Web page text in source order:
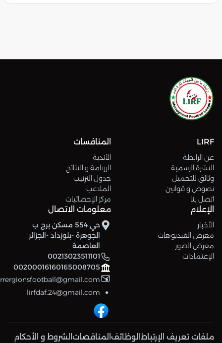
LIRF
عن الرابطة
النشرة الرسمية
وثائق للتحميل
نصوص و قوانين
اتصل بنا
المنافسات
الأندية
الرزنامة و النتائج
جدول الترتيب
الملاعب
مركز الإحصائيات
الإعلام
الأخبار
معرض الفيديوهات
معرض الصور
الإعتمادات
معلومات الاتصال
حي 554 مسكن برج ب
الجوهرة -بلوزداد -الجزائر
العاصمة
00213023511101
00200016160165008705
lirfdaf.24@gmail.com
ملفات تعريف الإرتباط الوظائف المناقصات الشروط و الأحكام